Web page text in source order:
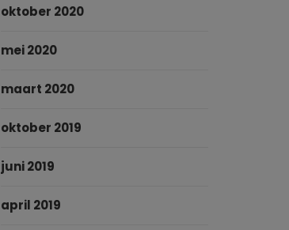
oktober 2020
mei 2020
maart 2020
oktober 2019
juni 2019
april 2019